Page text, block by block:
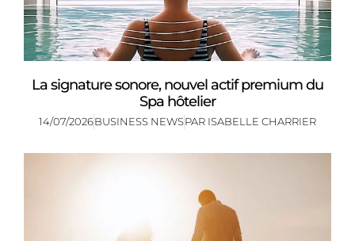
La signature sonore, nouvel actif premium du
Spa hôtelier
14/07/2026BUSINESS NEWSPAR ISABELLE CHARRIER